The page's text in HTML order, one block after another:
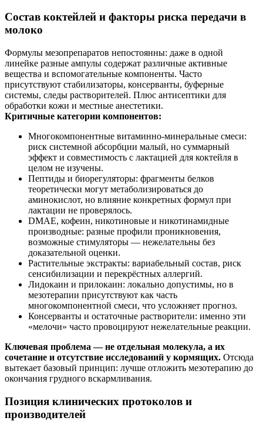
Состав коктейлей и факторы риска передачи в
молоко
Формулы мезопрепаратов непостоянны: даже в одной
линейке разные ампулы содержат различные активные
вещества и вспомогательные компоненты. Часто
присутствуют стабилизаторы, консерванты, буферные
системы, следы растворителей. Плюс антисептики для
обработки кожи и местные анестетики.
Критичные категории компонентов:
Многокомпонентные витаминно-минеральные смеси:
риск системной абсорбции малый, но суммарный
эффект и совместимость с лактацией для коктейля в
целом не изучены.
Пептиды и биорегуляторы: фрагменты белков
теоретически могут метаболизироваться до
аминокислот, но влияние конкретных формул при
лактации не проверялось.
DMAE, кофеин, никотиновые и никотинамидные
производные: разные профили проникновения,
возможные стимуляторы — нежелательны без
доказательной оценки.
Растительные экстракты: вариабельный состав, риск
сенсибилизации и перекрёстных аллергий.
Лидокаин и прилокаин: локально допустимы, но в
мезотерапии присутствуют как часть
многокомпонентной смеси, что усложняет прогноз.
Консерванты и остаточные растворители: именно эти
«мелочи» часто провоцируют нежелательные реакции.
Ключевая проблема — не отдельная молекула, а их
сочетание и отсутствие исследований у кормящих. Отсюда
вытекает базовый принцип: лучше отложить мезотерапию до
окончания грудного вскармливания.
Позиция клинических протоколов и
производителей